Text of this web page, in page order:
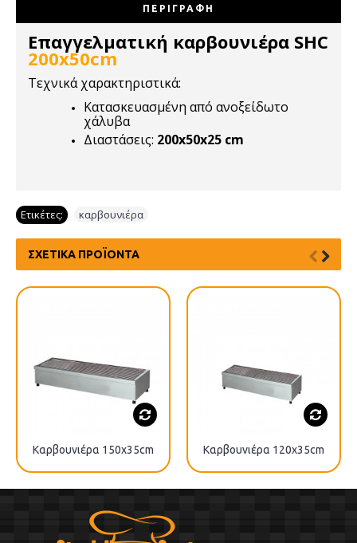
ΠΕΡΙΓΡΑΦΉ
Επαγγελματική καρβουνιέρα SHC
200x50cm
Τεχνικά χαρακτηριστικά:
Κατασκευασμένη από ανοξείδωτο
χάλυβα
Διαστάσεις: 200x50x25 cm
Ετικέτες: καρβουνιέρα
ΣΧΕΤΙΚΆ ΠΡΟΪΌΝΤΑ
Καρβουνιέρα 150x35cm Καρβουνιέρα 120x35cm